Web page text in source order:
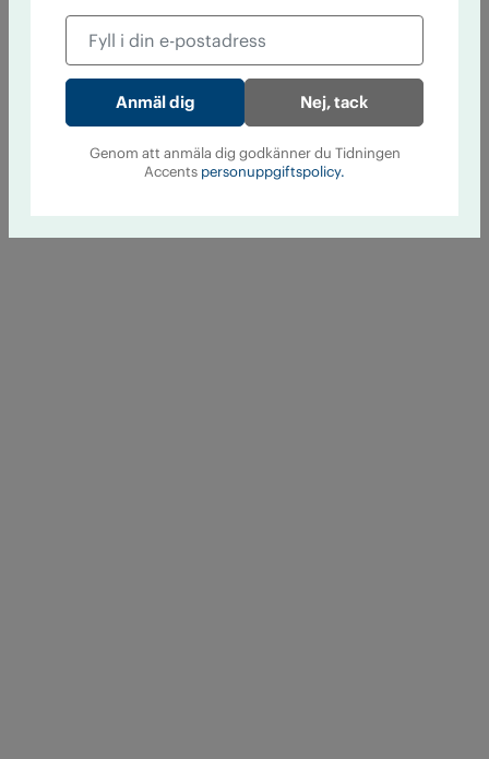
Nej, tack
Genom att anmäla dig godkänner du Tidningen
Accents personuppgiftspolicy.